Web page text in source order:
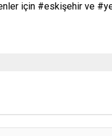
için #eskişehir ve